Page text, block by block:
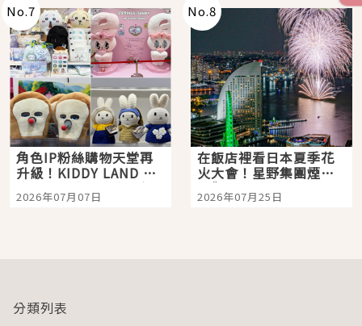
No.7
角色IP粉絲購物天堂再
升級！KIDDY LAND 原
宿店吉伊卡哇迎客，新
開幕 OMOKADO 店3分
2026年07月07日
No.8
在飯店裡看日本夏季花
火大會！星野集團煙火
景觀飯店6選，讓你不用
人擠人悠閒欣賞
2026年07月25日
分類列表